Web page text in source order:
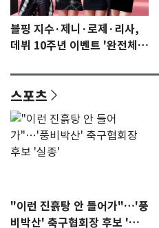
블핑 지수·제니·로제·리사,
데뷔 10주년 이벤트 '완전체'
스포츠
"이런 진흙탕 안 들어가"…'풍
비박산' 축구협회장 후보 '실